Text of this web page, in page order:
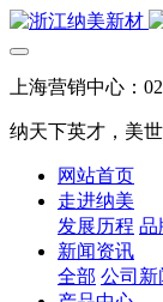
上海营销中心：
纳天下英才，美
网站首页
走进纳美
发展历程 品
新闻资讯
全部 公司新